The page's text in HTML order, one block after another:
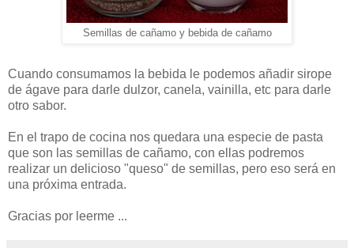
Semillas de cañamo y bebida de cañamo
Cuando consumamos la bebida le podemos añadir sirope
de ágave para darle dulzor, canela, vainilla, etc para darle
otro sabor.
En el trapo de cocina nos quedara una especie de pasta
que son las semillas de cañamo, con ellas podremos
realizar un delicioso "queso" de semillas, pero eso será en
una próxima entrada.
Gracias por leerme ...